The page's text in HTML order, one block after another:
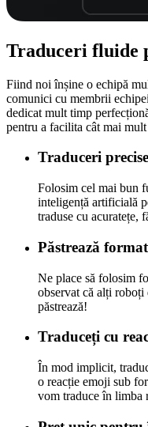
Traduceri fluide
Fiind noi înșine o echipă
comunici cu membrii
dedicat mult timp
pentru a facilita cât mai
Traduceri precise
Folosim cel mai bun
inteligență artificială
traduse cu acuratețe,
Păstrează
Ne place să folosim
observat că alți roboți
păstrează!
Traduceți cu
În mod implicit,
o reacție emoji sub
vom traduce în limba